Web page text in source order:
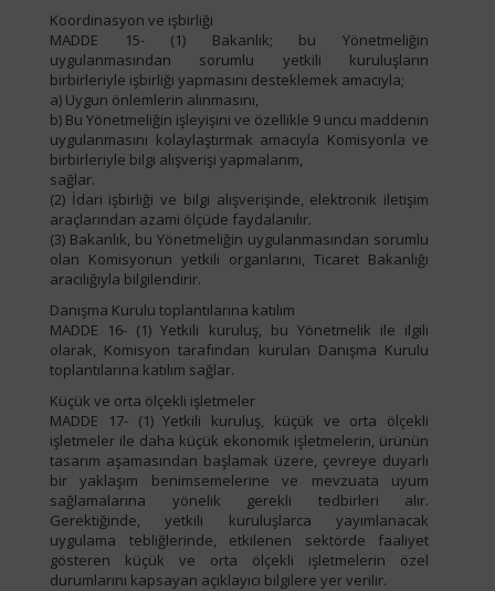
Koordinasyon ve işbirliği
MADDE 15- (1) Bakanlık; bu Yönetmeliğin
uygulanmasından sorumlu yetkili kuruluşların
birbirleriyle işbirliği yapmasını desteklemek amacıyla;
a) Uygun önlemlerin alınmasını,
b) Bu Yönetmeliğin işleyişini ve özellikle 9 uncu maddenin
uygulanmasını kolaylaştırmak amacıyla Komisyonla ve
birbirleriyle bilgi alışverişi yapmalarım,
sağlar.
(2) İdari işbirliği ve bilgi alışverişinde, elektronik iletişim
araçlarından azami ölçüde faydalanılır.
(3) Bakanlık, bu Yönetmeliğin uygulanmasından sorumlu
olan Komisyonun yetkili organlarını, Ticaret Bakanlığı
aracılığıyla bilgilendirir.
Danışma Kurulu toplantılarına katılım
MADDE 16- (1) Yetkili kuruluş, bu Yönetmelik ile ilgili
olarak, Komisyon tarafından kurulan Danışma Kurulu
toplantılarına katılım sağlar.
Küçük ve orta ölçekli işletmeler
MADDE 17- (1) Yetkili kuruluş, küçük ve orta ölçekli
işletmeler ile daha küçük ekonomik işletmelerin, ürünün
tasarım aşamasından başlamak üzere, çevreye duyarlı
bir yaklaşım benimsemelerine ve mevzuata uyum
sağlamalarına yönelik gerekli tedbirleri alır.
Gerektiğinde, yetkili kuruluşlarca yayımlanacak
uygulama tebliğlerinde, etkilenen sektörde faaliyet
gösteren küçük ve orta ölçekli işletmelerin özel
durumlarını kapsayan açıklayıcı bilgilere yer verilir.